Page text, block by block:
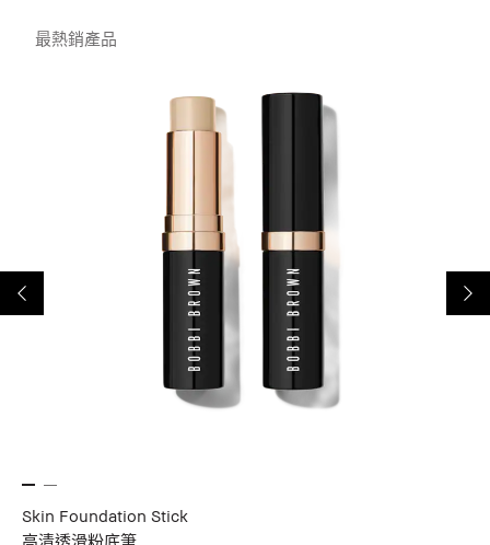
最熱銷產品
Skin Foundation Stick
高清透滑粉底筆